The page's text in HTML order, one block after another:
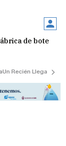
de botellas
Un Recién Llegado